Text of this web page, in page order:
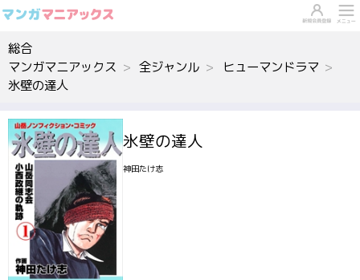
総合
マンガマニアックス
全ジャンル
ヒューマンドラマ
氷壁の達人
氷壁の達人
神田たけ志